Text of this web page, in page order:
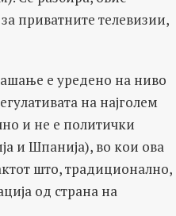
приватните телевизии,
е уредено на ниво
на најголем
и не е политички
и Шпанија), во кои ова
што, традиционално,
од страна на